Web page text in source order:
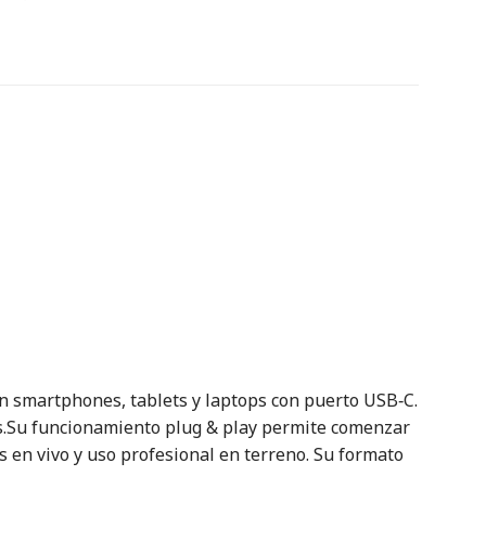
tablets y laptops con puerto USB‑C.
funcionamiento plug & play permite comenzar
vivo y uso profesional en terreno. Su formato